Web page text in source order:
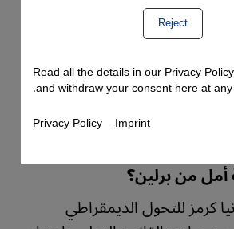
أمل من برلين؟
كرمز للتحول الديمقراطي
Reject
Read all the details in ourPrivacy Policy
and withdraw your consent here at any
Privacy Policy Imprint